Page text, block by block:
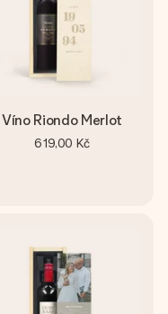
Víno Riondo Merlot
619,00 Kč